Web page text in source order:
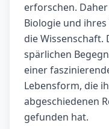
erforschen.
Biologie und
die Wissenschaft.
spärlichen
einer
Lebensform, die
abgeschiedenen
gefunden hat.